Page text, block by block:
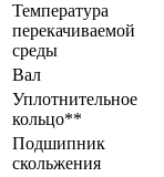
Температура
перекачиваемой
среды
Вал
Уплотнительное
кольцо**
Подшипник
скольжения